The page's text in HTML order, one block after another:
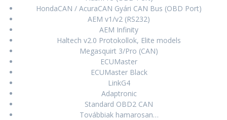
HondaCAN / AcuraCAN Gyári CAN Bus (OBD Port)
AEM v1/v2 (RS232)
AEM Infinity
Haltech v2.0 Protokollok, Elite models
Megasquirt 3/Pro (CAN)
ECUMaster
ECUMaster Black
LinkG4
Adaptronic
Standard OBD2 CAN
Továbbiak hamarosan…